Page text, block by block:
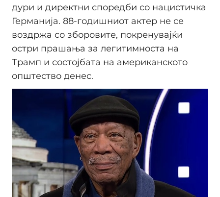
дури и директни споредби со нацистичка
Германија. 88-годишниот актер не се
воздржа со зборовите, покренувајќи
остри прашања за легитимноста на
Трамп и состојбата на американското
општество денес.